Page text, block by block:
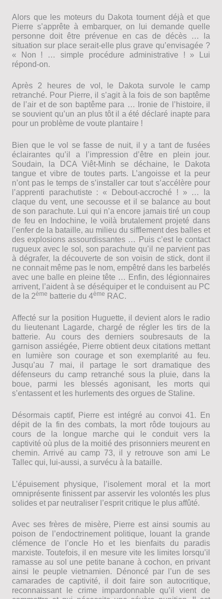
Alors que les moteurs du Dakota tournent déjà et que
Pierre s’apprête à embarquer, on lui demande quelle
personne doit être prévenue en cas de décès … la
situation sur place serait-elle plus grave qu’envisagée ?
« Non ! … simple procédure administrative ! » Lui
répond-on.
Après 2 heures de vol, le Dakota survole le camp
retranché. Pour Pierre, il s’agit à la fois de son baptême
de l’air et de son baptême para … Ironie de l’histoire, il
se souvient qu’un an plus tôt il a été déclaré inapte para
pour un problème de voute plantaire !
Bien que le vol se fasse de nuit, il y a tant de fusées
éclairantes qu’il a l’impression d’être en plein jour.
Soudain, la DCA Viêt-Minh se déchaine, le Dakota
tangue et vibre de toutes parts. L’angoisse et la peur
n’ont pas le temps de s’installer car tout s’accélère pour
l’apprenti parachutiste : « Debout-accroché ! » … la
claque du vent, une secousse et il se balance au bout
de son parachute. Lui qui n’a encore jamais tiré un coup
de feu en Indochine, le voilà brutalement projeté dans
l’enfer de la bataille, au milieu du sifflement des balles et
des explosions assourdissantes … Puis c’est le contact
rugueux avec le sol, son parachute qu’il ne parvient pas
à dégrafer, la découverte de son voisin de stick, dont il
ne connait même pas le nom, empêtré dans les barbelés
avec une balle en pleine tête … Enfin, des légionnaires
arrivent, l’aident à se déséquiper et le conduisent au PC
de la 2ème batterie du 4ème RAC.
Affecté sur la position Huguette, il devient alors le radio
du lieutenant Lagarde, chargé de régler les tirs de la
batterie. Au cours des derniers soubresauts de la
garnison assiégée, Pierre obtient deux citations mettant
en lumière son courage et son exemplarité au feu.
Jusqu’au 7 mai, il partage le sort dramatique des
défenseurs du camp retranché sous la pluie, dans la
boue, parmi les blessés agonisant, les morts qui
s’entassent et les hurlements des orgues de Staline.
Désormais captif, Pierre est intégré au convoi 41. En
dépit de la fin des combats, la mort rôde toujours au
cours de la longue marche qui le conduit vers la
captivité où plus de la moitié des prisonniers meurent en
chemin. Arrivé au camp 73, il y retrouve son ami Le
Tallec qui, lui-aussi, a survécu à la bataille.
L’épuisement physique, l’isolement moral et la mort
omniprésente finissent par asservir les volontés les plus
solides et par neutraliser l’esprit critique le plus affûté.
Avec ses frères de misère, Pierre est ainsi soumis au
poison de l’endoctrinement politique, louant la grande
clémence de l’oncle Ho et les bienfaits du paradis
marxiste. Toutefois, il en mesure vite les limites lorsqu’il
ramasse au sol une petite banane à cochon, en privant
ainsi le peuple vietnamien. Dénoncé par l’un de ses
camarades de captivité, il doit faire son autocritique,
reconnaissant le crime impardonnable qu’il vient de